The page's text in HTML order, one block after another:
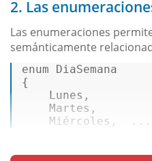
2. Las
Las enumeraciones
semánticamente
enum
DiaSemana
{
Lunes,
Martes,
Miércoles,  ...